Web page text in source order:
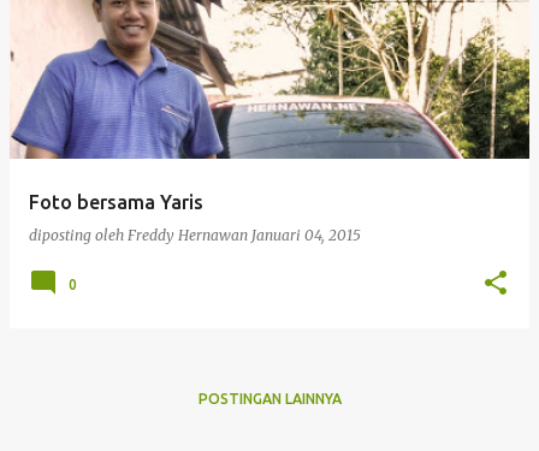
Foto bersama Yaris
diposting oleh Freddy Hernawan Januari 04, 2015
0
POSTINGAN LAINNYA